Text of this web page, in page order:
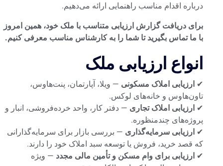
درباره اقدام مناسب راهنمایی ارائه می‌دهیم.
برای دریافت گزارش ارزیابی متناسب با ملک خود، همین امروز
با ما تماس بگیرید تا شما را به کارشناس مناسب معرفی کنیم.
انواع ارزیابی ملک
ارزیابی املاک مسکونی— ویلا، آپارتمان، پنت‌هاوس،
تاون‌هاوس و خانه‌های لوکس.
ارزیابی املاک تجاری— دفتر کار، واحد خرده‌فروشی، انبار و
پروژه‌های چندمنظوره.
ارزیابی سرمایه‌گذاری— بررسی بازار برای سرمایه‌گذارانی
که قصد خرید، فروش یا توسعه سبد املاک خود را دارند.
ارزیابی برای وام مسکن و تأمین مالی مجدد— ویژه